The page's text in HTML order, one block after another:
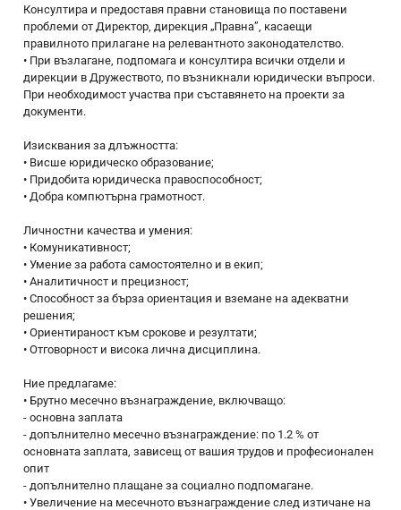
Консултира и предоставя правни становища по поставени
проблеми от Директор, дирекция „Правна”, касаещи
правилното прилагане на релевантното законодателство.
• При възлагане, подпомага и консултира всички отдели и
дирекции в Дружеството, по възникнали юридически въпроси.
При необходимост участва при съставянето на проекти за
документи.
Изисквания за длъжността:
• Висше юридическо образование;
• Придобита юридическа правоспособност;
• Добра компютърна грамотност.
Личностни качества и умения:
• Комуникативност;
• Умение за работа самостоятелно и в екип;
• Аналитичност и прецизност;
• Способност за бърза ориентация и вземане на адекватни
решения;
• Ориентираност към срокове и резултати;
• Отговорност и висока лична дисциплина.
Ние предлагаме:
• Брутно месечно възнаграждение, включващо:
- основна заплата
- допълнително месечно възнаграждение: по 1.2 % от
основната заплата, зависещ от вашия трудов и професионален
опит
- допълнително плащане за социално подпомагане.
• Увеличение на месечното възнаграждение след изтичане на